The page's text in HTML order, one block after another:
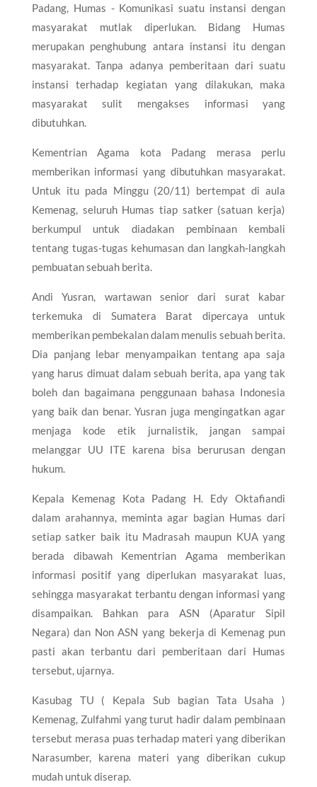
Padang, Humas - Komunikasi suatu instansi dengan
masyarakat mutlak diperlukan. Bidang Humas
merupakan penghubung antara instansi itu dengan
masyarakat. Tanpa adanya pemberitaan dari suatu
instansi terhadap kegiatan yang dilakukan, maka
masyarakat sulit mengakses informasi yang
dibutuhkan.
Kementrian Agama kota Padang merasa perlu
memberikan informasi yang dibutuhkan masyarakat.
Untuk itu pada Minggu (20/11) bertempat di aula
Kemenag, seluruh Humas tiap satker (satuan kerja)
berkumpul untuk diadakan pembinaan kembali
tentang tugas-tugas kehumasan dan langkah-langkah
pembuatan sebuah berita.
Andi Yusran, wartawan senior dari surat kabar
terkemuka di Sumatera Barat dipercaya untuk
memberikan pembekalan dalam menulis sebuah berita.
Dia panjang lebar menyampaikan tentang apa saja
yang harus dimuat dalam sebuah berita, apa yang tak
boleh dan bagaimana penggunaan bahasa Indonesia
yang baik dan benar. Yusran juga mengingatkan agar
menjaga kode etik jurnalistik, jangan sampai
melanggar UU ITE karena bisa berurusan dengan
hukum.
Kepala Kemenag Kota Padang H. Edy Oktafiandi
dalam arahannya, meminta agar bagian Humas dari
setiap satker baik itu Madrasah maupun KUA yang
berada dibawah Kementrian Agama memberikan
informasi positif yang diperlukan masyarakat luas,
sehingga masyarakat terbantu dengan informasi yang
disampaikan. Bahkan para ASN (Aparatur Sipil
Negara) dan Non ASN yang bekerja di Kemenag pun
pasti akan terbantu dari pemberitaan dari Humas
tersebut, ujarnya.
Kasubag TU ( Kepala Sub bagian Tata Usaha )
Kemenag, Zulfahmi yang turut hadir dalam pembinaan
tersebut merasa puas terhadap materi yang diberikan
Narasumber, karena materi yang diberikan cukup
mudah untuk diserap.